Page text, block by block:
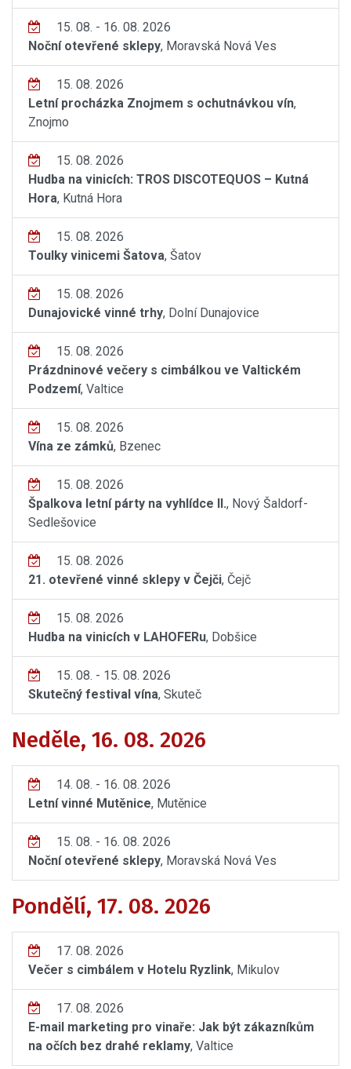
15. 08. - 16. 08. 2026
Noční otevřené sklepy, Moravská Nová Ves
15. 08. 2026
Letní procházka Znojmem s ochutnávkou vín,
Znojmo
15. 08. 2026
Hudba na vinicích: TROS DISCOTEQUOS – Kutná
Hora, Kutná Hora
15. 08. 2026
Toulky vinicemi Šatova, Šatov
15. 08. 2026
Dunajovické vinné trhy, Dolní Dunajovice
15. 08. 2026
Prázdninové večery s cimbálkou ve Valtickém
Podzemí, Valtice
15. 08. 2026
Vína ze zámků, Bzenec
15. 08. 2026
Špalkova letní párty na vyhlídce II., Nový Šaldorf-
Sedlešovice
15. 08. 2026
21. otevřené vinné sklepy v Čejči, Čejč
15. 08. 2026
Hudba na vinicích v LAHOFERu, Dobšice
15. 08. - 15. 08. 2026
Skutečný festival vína, Skuteč
Neděle, 16. 08. 2026
14. 08. - 16. 08. 2026
Letní vinné Mutěnice, Mutěnice
15. 08. - 16. 08. 2026
Noční otevřené sklepy, Moravská Nová Ves
Pondělí, 17. 08. 2026
17. 08. 2026
Večer s cimbálem v Hotelu Ryzlink, Mikulov
17. 08. 2026
E-mail marketing pro vinaře: Jak být zákazníkům
na očích bez drahé reklamy, Valtice